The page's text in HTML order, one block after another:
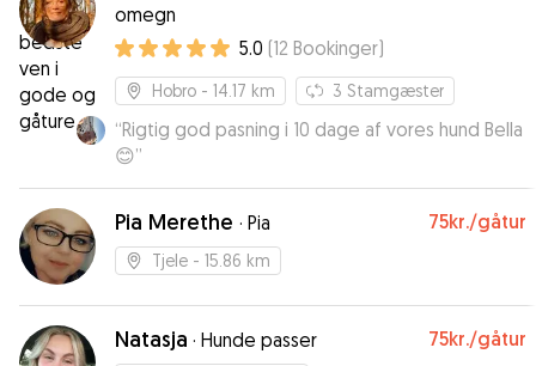
omegn
5.0 (12 Bookinger)
Hobro - 14.17 km 3 Stamgæster
“Rigtig god pasning i 10 dage af vores hund Bella
😊”
Pia Merethe · Pia 75kr./gåtur
Tjele - 15.86 km
Natasja · Hunde passer 75kr./gåtur